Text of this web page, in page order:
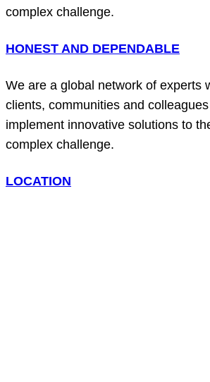
complex challenge.
HONEST AND DEPENDABLE
We are a global network of experts
clients, communities and
implement innovative solutions to
complex challenge.
LOCATION